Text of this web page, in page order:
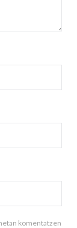
komentatzen